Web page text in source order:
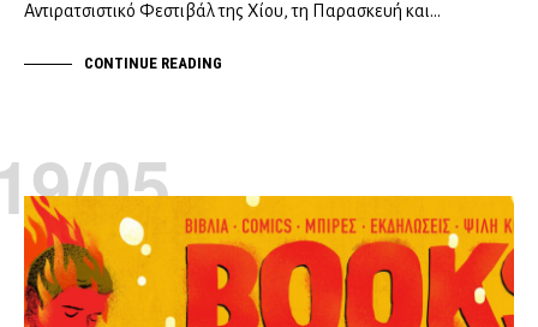
Αντιρατσιστικό Φεστιβάλ της Χίου, τη Παρασκευή και…
CONTINUE READING
05